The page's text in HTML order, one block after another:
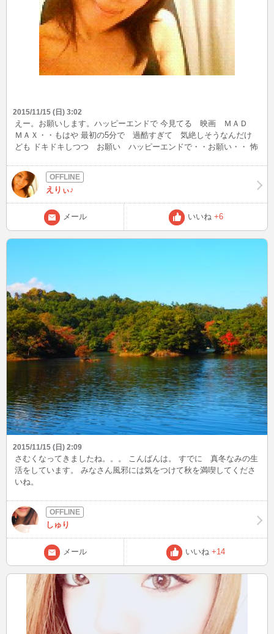
2015/11/15 (日) 3:02
えー。お願いします。ハッピーエンドで 今見てる 映画 ＭＡＤ
ＭＡＸ・・もはや 最初の5分で 過酷すぎて 気絶しそうなんだけ
ども ドキドキしつつ お願い ハッピーエンドで・・お願い・・ 怖
んだけども 怖い・・・って はぁ どきどき
えりぃ♪
メール いいね +6
2015/11/15 (日) 2:09
さむくなってきましたね。。。 こんばんは。 すでに 真冬なみの生
活をしています。 みなさん風邪には気をつけて秋を満喫してくださ
いね。
しゅり
メール いいね +14